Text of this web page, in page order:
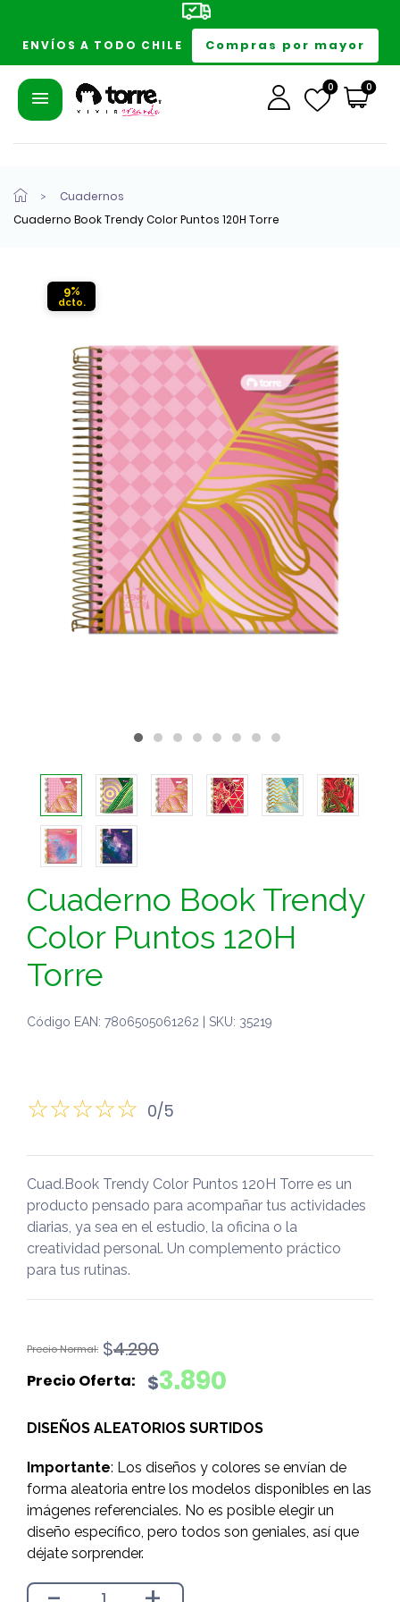
ENVÍOS A TODO CHILE Compras por mayor
0 0
Cuadernos
Cuaderno Book Trendy Color Puntos 120H Torre
9%
Cuaderno Book Trendy
Color Puntos 120H
Torre
Código EAN: 7806505061262 | SKU: 35219
0/5
Cuad.Book Trendy Color Puntos 120H Torre es un
producto pensado para acompañar tus actividades
diarias, ya sea en el estudio, la oficina o la
creatividad personal. Un complemento práctico
para tus rutinas.
$4.290
El
original
$4.290.
$3.890
El
actual
$3.890.
DISEÑOS ALEATORIOS SURTIDOS
Importante: Los diseños y colores se envían de
forma aleatoria entre los modelos disponibles en las
imágenes referenciales. No es posible elegir un
diseño específico, pero todos son geniales, así que
déjate sorprender.